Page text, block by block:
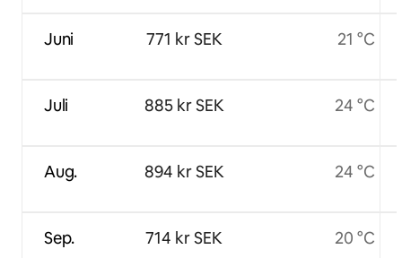
Juni
Juli
Aug.
Sep.
771 kr SEK
885 kr SEK
894 kr SEK
714 kr SEK
21 °C
24 °C
24 °C
20 °C